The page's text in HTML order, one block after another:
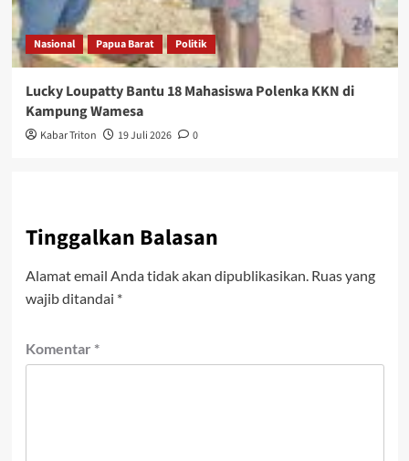
Nasional Papua Barat Politik
Lucky Loupatty Bantu 18 Mahasiswa Polenka KKN di
Kampung Wamesa
Kabar Triton 19 Juli 2026 0
Tinggalkan Balasan
Alamat email Anda tidak akan dipublikasikan. Ruas yang
wajib ditandai *
Komentar *